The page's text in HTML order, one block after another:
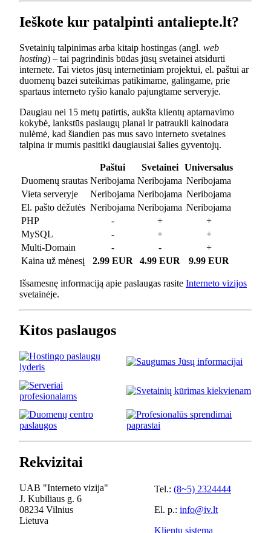
Ieškote kur patalpinti antaliepte.lt?
Svetainių talpinimas arba kitaip hostingas (angl. web
hosting) – tai pagrindinis būdas jūsų svetainei atsidurti
internete. Tai vietos jūsų internetiniam projektui, el. paštui ar
duomenų bazei suteikimas patikimame, galingame, prie
spartaus interneto ryšio kanalo pajungtame serveryje.
Daugiau nei 15 metų patirtis, aukšta klientų aptarnavimo
kokybė, lankstūs paslaugų planai ir patraukli kainodara
nulėmė, kad šiandien pas mus savo interneto svetaines
talpina ir mumis pasitiki daugiausiai šalies gyventojų.
Paštui Svetainei
Universalus
Duomenų srautas Neribojama Neribojama Neribojama
Vieta serveryje
Neribojama Neribojama Neribojama
El. pašto dėžutės Neribojama Neribojama Neribojama
PHP
- +
+
MySQL
- +
+
Multi-Domain
- -
+
Kaina už mėnesį
2.99 EUR 4.99 EUR 9.99 EUR
Išsamesnę informaciją apie paslaugas rasite Interneto vizijos
svetainėje.
Kitos paslaugos
Rekvizitai
UAB "Interneto vizija"
J. Kubiliaus g. 6
08234 Vilnius
Lietuva
Tel.: (8~5) 2324444
El. p.: info@iv.lt
Klientų sistema